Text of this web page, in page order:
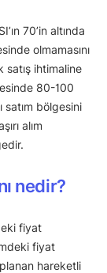
70’in altında
olmamasını
satış ihtimaline
80-100
satım bölgesini
alım
nedir?
fiyat
fiyat
hareketli